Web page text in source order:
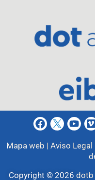
Mapa web | Aviso Legal
Copyright © 2026 dotb